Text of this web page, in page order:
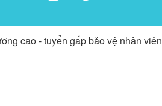
cao - tuyển gấp bảo vệ nhân